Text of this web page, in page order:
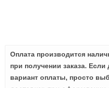
Оплата производится
при получении заказа.
вариант оплаты, просто